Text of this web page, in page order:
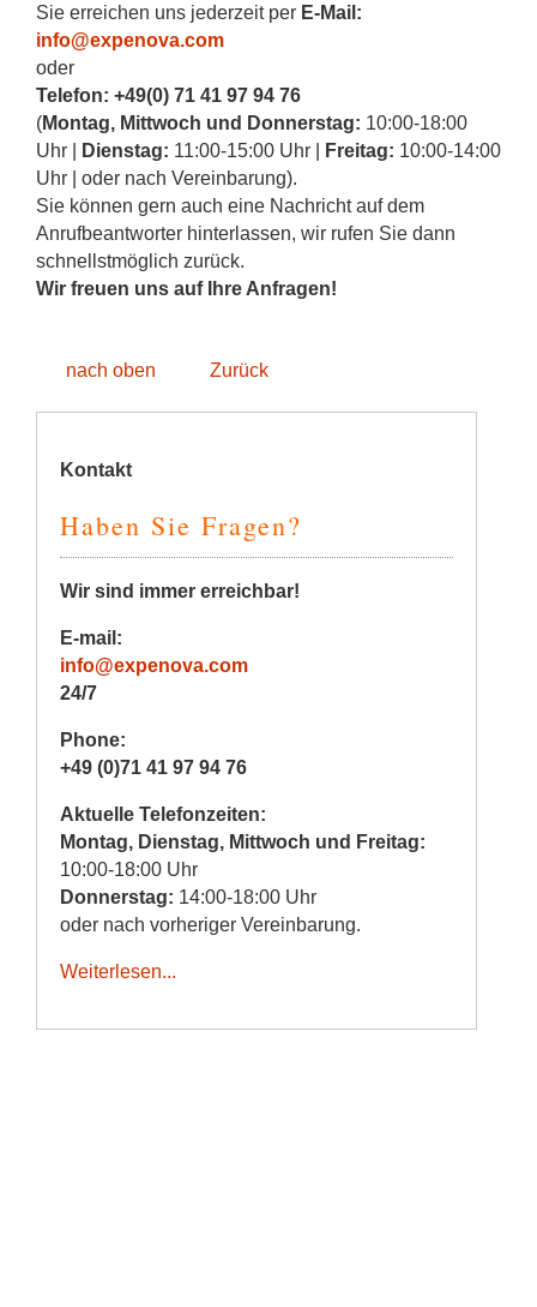
Sie erreichen uns jederzeit per E-Mail:
info@expenova.com
oder
Telefon: +49(0) 71 41 97 94 76
(Montag, Mittwoch und Donnerstag: 10:00-18:00
Uhr |
Dienstag: 11:00-15:00 Uhr | Freitag: 10:00-14:00
Uhr | oder nach Vereinbarung).
Sie können gern auch eine Nachricht auf dem
Anrufbeantworter hinterlassen, wir rufen Sie dann
schnellstmöglich zurück.
Wir freuen uns auf Ihre Anfragen!
nach oben Zurück
Kontakt
Haben Sie Fragen?
Wir sind immer erreichbar!
E-mail:
info@expenova.com
24/7
Phone:
+49 (0)71 41 97 94 76
Aktuelle Telefonzeiten:
Montag, Dienstag, Mittwoch und Freitag:
10:00-18:00 Uhr
Donnerstag: 14:00-18:00 Uhr
oder nach vorheriger Vereinbarung.
Weiterlesen...